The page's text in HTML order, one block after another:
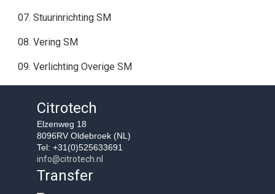
07. Stuurinrichting SM
08. Vering SM
09. Verlichting Overige SM
Citrotech
Elzenweg 18
8096RV Oldebroek (NL)
Tel: +31(0)525633691
info@citrotech.nl
Transfer